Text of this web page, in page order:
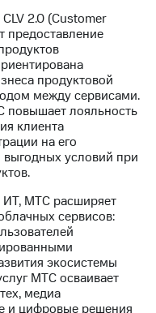
2.0 (Customer
предоставление
продуктовой
между сервисами.
повышает лояльность
клиента
на его
выгодных условий при
ИТ, МТС расширяет
сервисов:
экосистемы
МТС осваивает
медиа
и цифровые решения